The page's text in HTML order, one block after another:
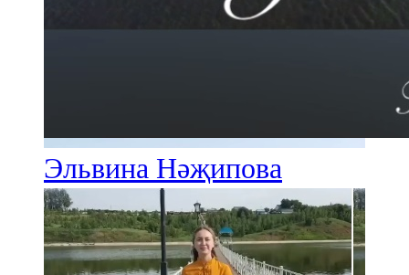
Эльвина Нәҗипова